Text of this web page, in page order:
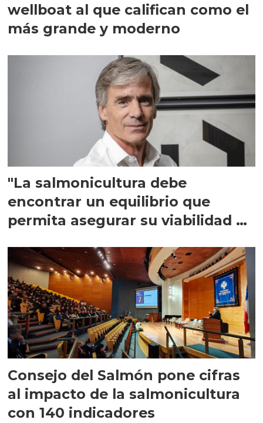
wellboat al que califican como el
más grande y moderno
"La salmonicultura debe
encontrar un equilibrio que
permita asegurar su viabilidad de
Consejo del Salmón pone cifras
al impacto de la salmonicultura
con 140 indicadores